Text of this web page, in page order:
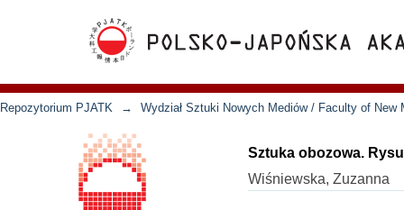
Repozytorium PJATK → Wydział Sztuki Nowych Mediów / Faculty of New
Sztuka obozowa.
Wiśniewska, Zuzanna